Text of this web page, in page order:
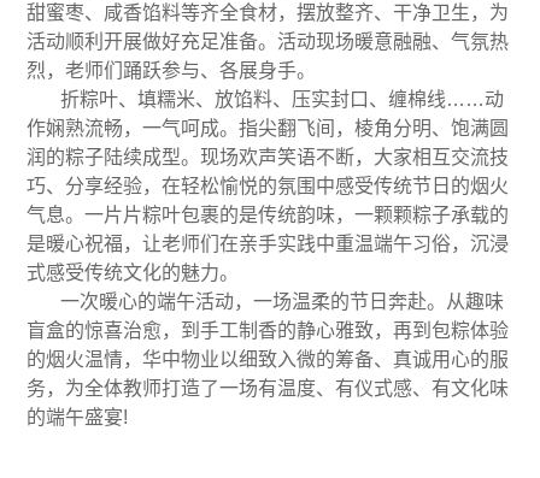
甜蜜枣、咸香馅料等齐全食材，摆放整齐、干净卫生，为
活动顺利开展做好充足准备。活动现场暖意融融、气氛热
烈，老师们踊跃参与、各展身手。
折粽叶、填糯米、放馅料、压实封口、缠棉线……动
作娴熟流畅，一气呵成。指尖翻飞间，棱角分明、饱满圆
润的粽子陆续成型。现场欢声笑语不断，大家相互交流技
巧、分享经验，在轻松愉悦的氛围中感受传统节日的烟火
气息。一片片粽叶包裹的是传统韵味，一颗颗粽子承载的
是暖心祝福，让老师们在亲手实践中重温端午习俗，沉浸
式感受传统文化的魅力。
一次暖心的端午活动，一场温柔的节日奔赴。从趣味
盲盒的惊喜治愈，到手工制香的静心雅致，再到包粽体验
的烟火温情，华中物业以细致入微的筹备、真诚用心的服
务，为全体教师打造了一场有温度、有仪式感、有文化味
的端午盛宴!